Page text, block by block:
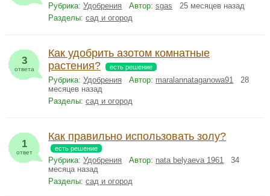
Рубрика: Удобрения Автор: sgas 25 месяцев назад
Разделы: сад и огород
3
ответа
Как удобрить азотом комнатные
растения?
есть решение
Рубрика: Удобрения Автор: maralannataganowa91 28
месяцев назад
Разделы: сад и огород
1
ответ
Как правильно использовать золу?
есть решение
Рубрика: Удобрения Автор: nata belyaeva 1961 34
месяца назад
Разделы: сад и огород